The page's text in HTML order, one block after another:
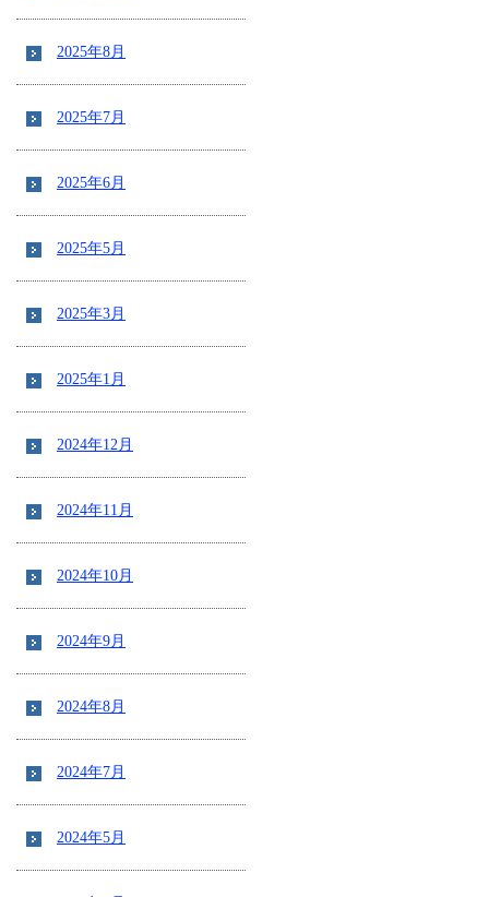
2025年8月
2025年7月
2025年6月
2025年5月
2025年3月
2025年1月
2024年12月
2024年11月
2024年10月
2024年9月
2024年8月
2024年7月
2024年5月